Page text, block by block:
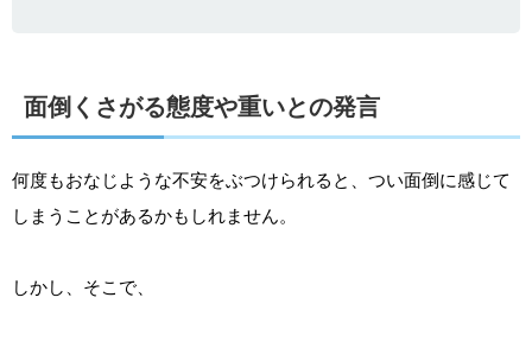
面倒くさがる態度や重いとの発言
何度もおなじような不安をぶつけられると、つい面倒に感じて
しまうことがあるかもしれません。
しかし、そこで、